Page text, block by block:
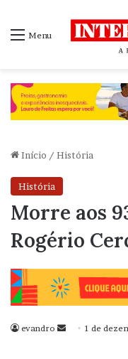
Menu
Início / História
História
Morre aos
Rogério
evandro
Mande1 de